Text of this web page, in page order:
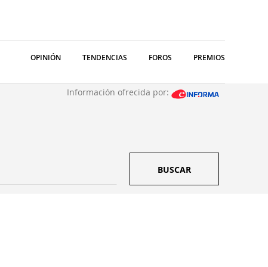
OPINIÓN TENDENCIAS FOROS PREMIOS
Información ofrecida por:
BUSCAR